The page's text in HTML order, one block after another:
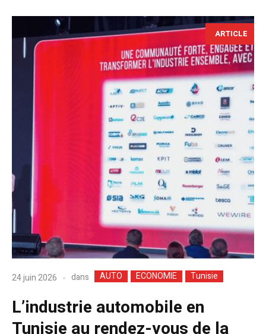
ARTICLE
24 juin 2026 dans AUTO ECONOMIE Tunisie
L’industrie automobile en
Tunisie au rendez-vous de la